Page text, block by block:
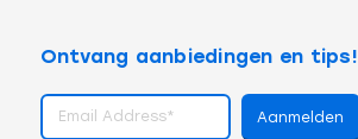
Ontvang aanbiedingen en tips!